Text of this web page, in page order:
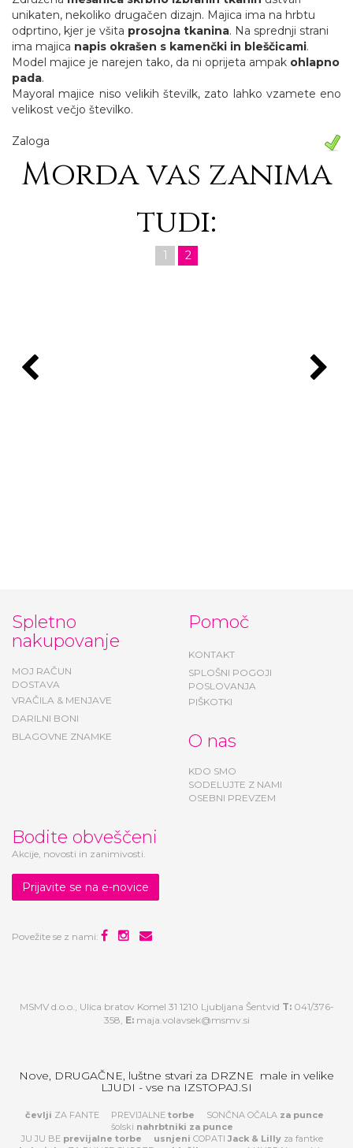
unikaten, nekoliko drugačen dizajn. Majica ima na hrbtu
odprtino, kjer je všita prosojna tkanina. Na sprednji strani
ima majica napis okrašen s kamenčki in bleščicami.
Model majice je narejen tako, da ni oprijeta ampak ohlapno
pada.
Mayoral majice niso velikih številk, zato lahko vzamete eno
velikost večjo številko.
Zaloga
Morda vas zanima
tudi:
1 2
Spletno
nakupovanje
MOJ RAČUN
DOSTAVA
VRAČILA & MENJAVE
DARILNI BONI
BLAGOVNE ZNAMKE
Pomoč
KONTAKT
SPLOŠNI POGOJI
POSLOVANJA
PIŠKOTKI
O nas
KDO SMO
SODELUJTE Z NAMI
OSEBNI PREVZEM
Bodite obveščeni
Akcije, novosti in zanimivosti.
Prijavite se na e-novice
Povežite se z nami:
MSMV d.o.o., Ulica bratov Komel 31 1210 Ljubljana Šentvid T:041/376-
358, E: maja.volavsek@msmv.si
Nove, DRUGAČNE, luštne stvari za DRZNE male in velike
LJUDI - vse na IZSTOPAJ.SI
čevlji ZA FANTE PREVIJALNE torbe SONČNA OČALA za punce
šolski nahrbtniki za punce
JU JU BE previjalne torbe usnjeni COPATI Jack & Lillyza fantke